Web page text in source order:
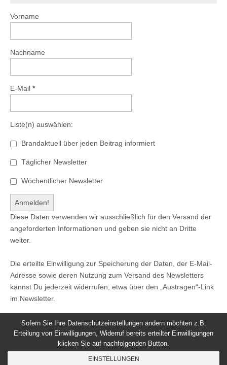
Vorname
Nachname
E-Mail *
Liste(n) auswählen:
Brandaktuell über jeden Beitrag informiert
Täglicher Newsletter
Wöchentlicher Newsletter
Diese Daten verwenden wir ausschließlich für den Versand der
angeforderten Informationen und geben sie nicht an Dritte
weiter.
Die erteilte Einwilligung zur Speicherung der Daten, der E-Mail-
Adresse sowie deren Nutzung zum Versand des Newsletters
kannst Du jederzeit widerrufen, etwa über den „Austragen“-Link
im Newsletter.
Sofern Sie Ihre Datenschutzeinstellungen ändern möchten z.B.
Erteilung von Einwilligungen, Widerruf bereits erteilter Einwilligungen
klicken Sie auf nachfolgenden Button.
EINSTELLUNGEN